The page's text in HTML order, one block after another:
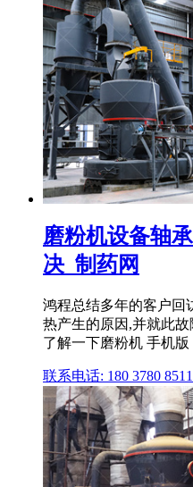
磨粉机设备轴
决_制药网
鸿程总结多年的客户回
热产生的原因,并就此
了解一下磨粉机 手机版
联系电话: 180 3780 8511